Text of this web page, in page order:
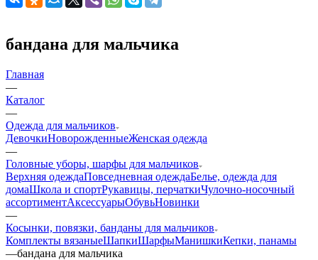
бандана для мальчика
Главная
—
Каталог
—
Одежда для мальчиков
ДевочкиНоворожденныеЖенская одежда
—
Головные уборы, шарфы для мальчиков
Верхняя одеждаПовседневная одеждаБелье, одежда для
домаШкола и спортРукавицы, перчаткиЧулочно-носочный
ассортиментАксессуарыОбувьНовинки
—
Косынки, повязки, банданы для мальчиков
Комплекты вязаныеШапкиШарфыМанишкиКепки, панамы
—бандана для мальчика